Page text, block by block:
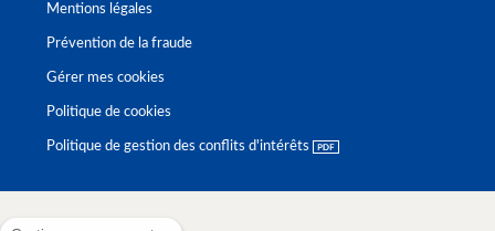
Mentions légales
Prévention de la fraude
Gérer mes cookies
Politique de cookies
Politique de gestion des conflits d'intérêts